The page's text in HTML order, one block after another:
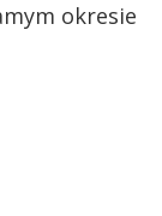
okresie